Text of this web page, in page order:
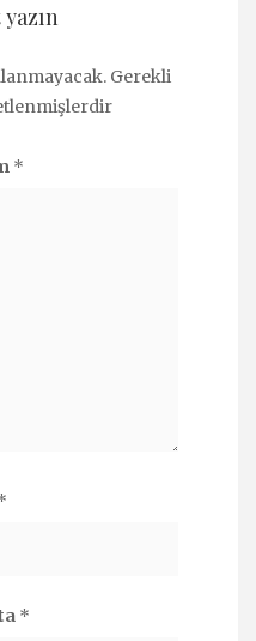
Gerekli
*
*